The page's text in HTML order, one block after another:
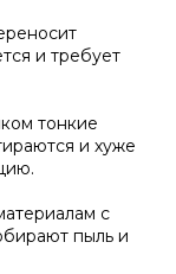
и требует
тонкие
и хуже
с
пыль и